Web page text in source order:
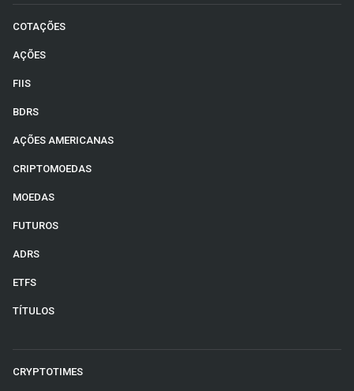
COTAÇÕES
AÇÕES
FIIS
BDRS
AÇÕES AMERICANAS
CRIPTOMOEDAS
MOEDAS
FUTUROS
ADRS
ETFS
TÍTULOS
CRYPTOTIMES